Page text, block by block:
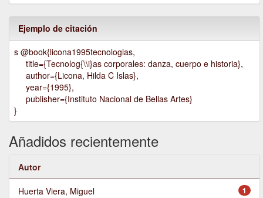
Ejemplo de citación
s @book{licona1995tecnologias,
title={Tecnolog{\\i}as corporales: danza, cuerpo e historia},
author={Licona, Hilda C Islas},
year={1995},
publisher={Instituto Nacional de Bellas Artes}
}
Añadidos recientemente
Autor
1
Huerta Viera, Miguel